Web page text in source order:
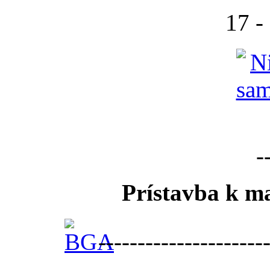
17 -
Prístavba k